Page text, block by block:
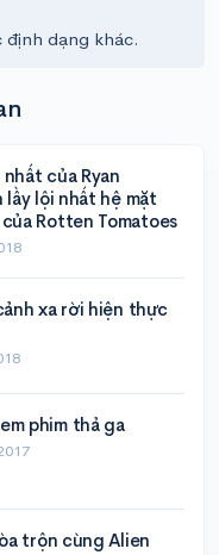
định dạng khác.
của Ryan
lầy lội nhất hệ mặt
Rotten Tomatoes
xa rời hiện thực
phim thả ga
trộn cùng Alien